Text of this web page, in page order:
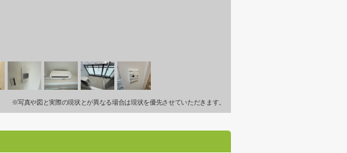
※写真や図と実際の現状とが異なる場合は現状を優先させていただきます。